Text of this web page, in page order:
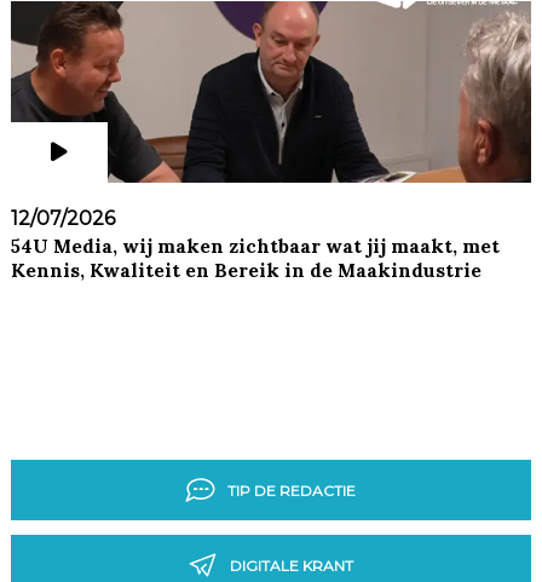
12/07/2026
54U Media, wij maken zichtbaar wat jij maakt, met
Kennis, Kwaliteit en Bereik in de Maakindustrie
TIP DE REDACTIE
DIGITALE KRANT